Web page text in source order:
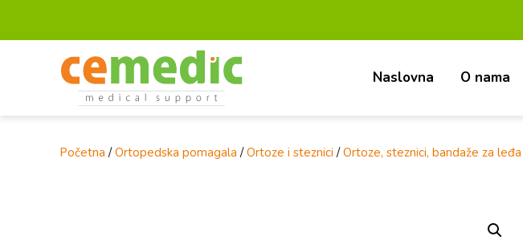
Naslovna O nama
Početna /Ortopedska pomagala /Ortoze i steznici /Ortoze, steznici, bandaže za leđa